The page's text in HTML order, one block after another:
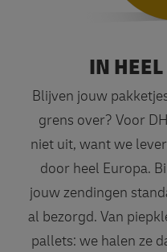
IN HEEL
Blijven jouw
grens over? Voor
niet uit, want we
door heel Europa.
jouw zendingen
al bezorgd. Van
pallets: we halen ze